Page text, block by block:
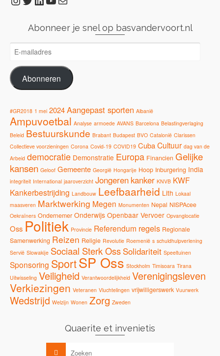
Abonneer je snel op basvandervoort.nl
E-
mailadres
Abonneren
#GR2018 1 mei 2024Aangepast sporten Albanië
Ampuvoetbal Analyse armoede AVANS Barcelona Belastingverlaging
Beleid Bestuurskunde Brabant Budapest BVO Catalonië Clarissen
Collectieve voorzieningen Corona Covid-19 COVID19 CubaCultuur dag van de
Arbeid democratie Demonstratie Europa Financien Gelijke
kansen Geloof Gemeente Georgië Hongarije Hoop Inburgering India
integriteit International jaaroverzicht Jongeren kanker KNVB KWF
Kankerbestrijding Landbouw Leefbaarheid Lith Lokaal
maasveren Marktwerking Megen Monumenten Nepal NISPAcee
Oekraïners Ondernemer Onderwijs Openbaar Vervoer Opvanglocatie
Oss Politiek Provincie Referendum regels Regionale
Samenwerking Reizen Religie Revolutie Roemenië s schuldhulpverlening
Servië Slowakije Sociaal Sterk Oss Solidariteit Speeltuinen
Sponsoring SportSP Oss Stockholm Timisoara Tirana
Uitwisseling Veiligheid Verantwoordelijkheid Verenigingsleven
Verkiezingen Veteranen Vluchtelingen vrijwilligerswerk Vuurwerk
Wedstrijd Welzijn Wonen Zorg Zweden
Quaerite et invenietis